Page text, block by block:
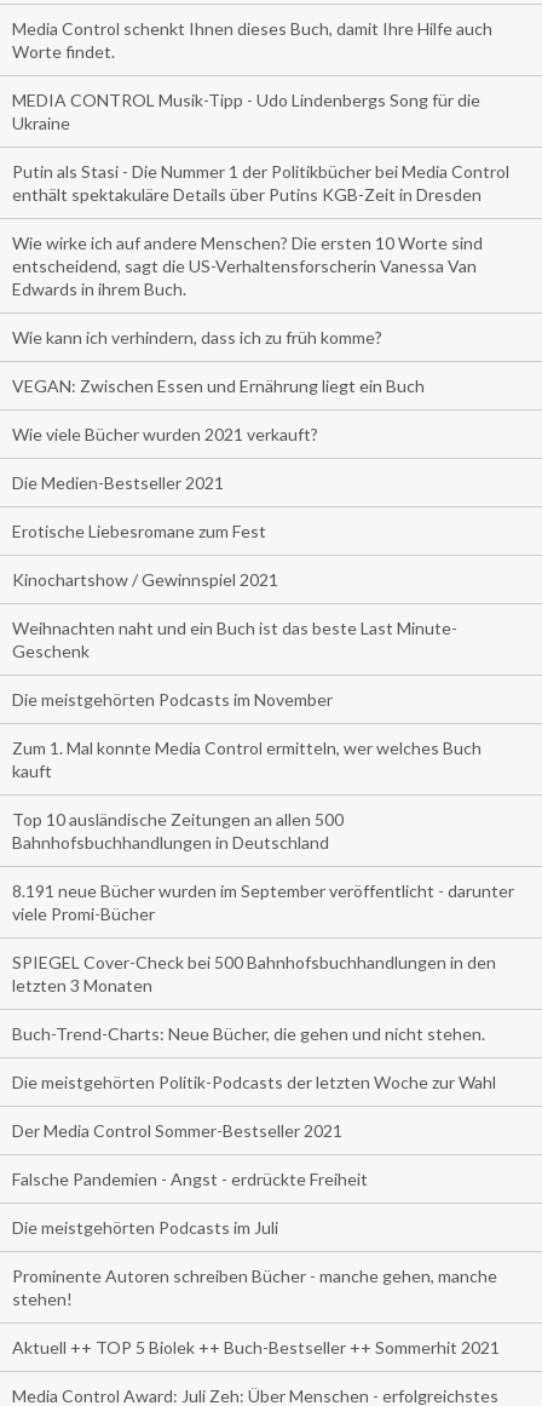
Media Control schenkt Ihnen dieses Buch, damit Ihre Hilfe auch
Worte findet.
MEDIA CONTROL Musik-Tipp - Udo Lindenbergs Song für die
Ukraine
Putin als Stasi - Die Nummer 1 der Politikbücher bei Media Control
enthält spektakuläre Details über Putins KGB-Zeit in Dresden
Wie wirke ich auf andere Menschen? Die ersten 10 Worte sind
entscheidend, sagt die US-Verhaltensforscherin Vanessa Van
Edwards in ihrem Buch.
Wie kann ich verhindern, dass ich zu früh komme?
VEGAN: Zwischen Essen und Ernährung liegt ein Buch
Wie viele Bücher wurden 2021 verkauft?
Die Medien-Bestseller 2021
Erotische Liebesromane zum Fest
Kinochartshow / Gewinnspiel 2021
Weihnachten naht und ein Buch ist das beste Last Minute-
Geschenk
Die meistgehörten Podcasts im November
Zum 1. Mal konnte Media Control ermitteln, wer welches Buch
kauft
Top 10 ausländische Zeitungen an allen 500
Bahnhofsbuchhandlungen in Deutschland
8.191 neue Bücher wurden im September veröffentlicht - darunter
viele Promi-Bücher
SPIEGEL Cover-Check bei 500 Bahnhofsbuchhandlungen in den
letzten 3 Monaten
Buch-Trend-Charts: Neue Bücher, die gehen und nicht stehen.
Die meistgehörten Politik-Podcasts der letzten Woche zur Wahl
Der Media Control Sommer-Bestseller 2021
Falsche Pandemien - Angst - erdrückte Freiheit
Die meistgehörten Podcasts im Juli
Prominente Autoren schreiben Bücher - manche gehen, manche
stehen!
Aktuell ++ TOP 5 Biolek ++ Buch-Bestseller ++ Sommerhit 2021
Media Control Award: Juli Zeh: Über Menschen - erfolgreichstes